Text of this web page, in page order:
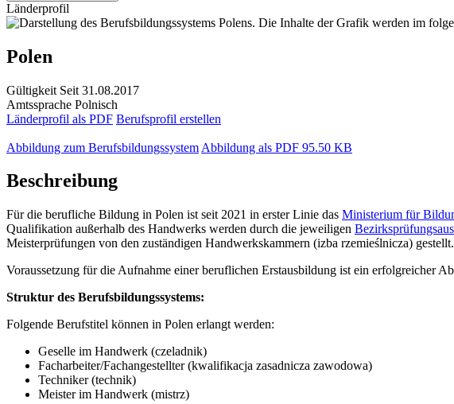
Länderprofil
Polen
Gültigkeit Seit 31.08.2017
Amtssprache Polnisch
Länderprofil als PDF Berufsprofil erstellen
Abbildung zum Berufsbildungssystem Abbildung als PDF 95.50 KB
Beschreibung
Für die berufliche Bildung in Polen ist seit 2021 in erster Linie das Ministerium für
Qualifikation außerhalb des Handwerks werden durch die jeweiligen
Meisterprüfungen von den zuständigen Handwerkskammern (izba rzemieślnicza) gestellt.
Voraussetzung für die Aufnahme einer beruflichen Erstausbildung ist ein erfolgreicher
Struktur des Berufsbildungssystems:
Folgende Berufstitel können in Polen erlangt werden:
Geselle im Handwerk (czeladnik)
Facharbeiter/Fachangestellter (kwalifikacja zasadnicza zawodowa)
Techniker (technik)
Meister im Handwerk (mistrz)